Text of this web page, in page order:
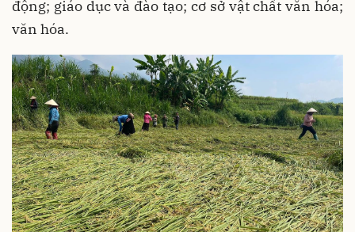
động; giáo dục và đào tạo; cơ sở vật chất văn hóa;
văn hóa.